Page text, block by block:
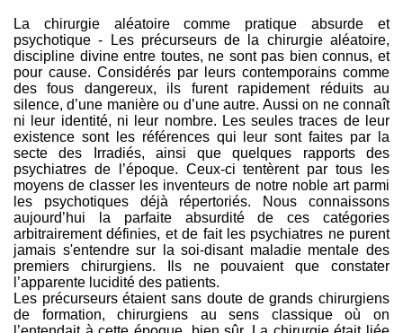
La chirurgie aléatoire comme pratique absurde et
psychotique - Les précurseurs de la chirurgie aléatoire,
discipline divine entre toutes, ne sont pas bien connus, et
pour cause. Considérés par leurs contemporains comme
des fous dangereux, ils furent rapidement réduits au
silence, d’une manière ou d’une autre. Aussi on ne connaît
ni leur identité, ni leur nombre. Les seules traces de leur
existence sont les références qui leur sont faites par la
secte des Irradiés, ainsi que quelques rapports des
psychiatres de l’époque. Ceux-ci tentèrent par tous les
moyens de classer les inventeurs de notre noble art parmi
les psychotiques déjà répertoriés. Nous connaissons
aujourd’hui la parfaite absurdité de ces catégories
arbitrairement définies, et de fait les psychiatres ne purent
jamais s'entendre sur la soi-disant maladie mentale des
premiers chirurgiens. Ils ne pouvaient que constater
l’apparente lucidité des patients.
Les précurseurs étaient sans doute de grands chirurgiens
de formation, chirurgiens au sens classique où on